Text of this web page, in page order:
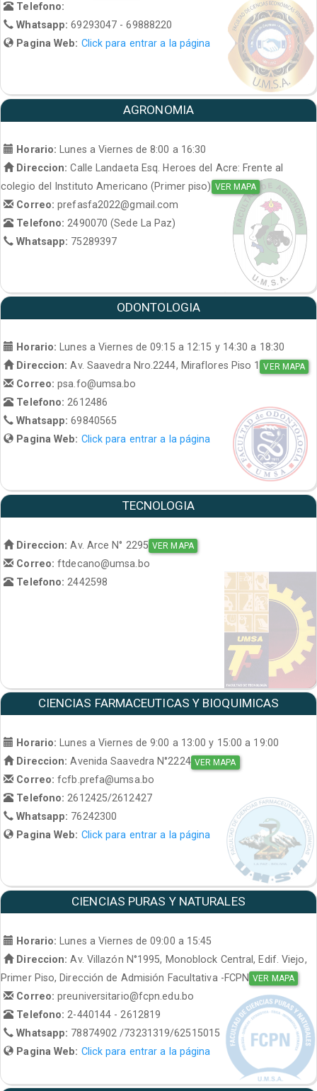
Telefono:
Whatsapp:69293047 - 69888220
Pagina Web: Click para entrar a la página
AGRONOMIA
Horario:
Lunes a Viernes de 8:00 a 16:30
Direccion: Calle Landaeta Esq. Heroes del Acre: Frente al
colegio del Instituto Americano (Primer piso) VER MAPA
Correo:prefasfa2022@gmail.com
Telefono: 2490070 (Sede La Paz)
Whatsapp: 75289397
ODONTOLOGIA
Horario: Lunes a Viernes de 09:15 a 12:15 y 14:30 a 18:30
Direccion: Av. Saavedra Nro.2244, Miraflores Piso 1 VER MAPA
Correo:psa.fo@umsa.bo
Telefono:2612486
Whatsapp:69840565
Pagina Web: Click para entrar a la página
TECNOLOGIA
Direccion: Av. Arce N° 2295 VER MAPA
Correo:ftdecano@umsa.bo
Telefono: 2442598
CIENCIAS FARMACEUTICAS Y BIOQUIMICAS
Horario: Lunes a Viernes de 9:00 a 13:00 y 15:00 a 19:00
Direccion: Avenida Saavedra N°2224 VER MAPA
Correo:fcfb.prefa@umsa.bo
Telefono:2612425/2612427
Whatsapp: 76242300
Pagina Web: Click para entrar a la página
CIENCIAS PURAS Y NATURALES
Horario:
Lunes a Viernes de 09:00 a 15:45
Direccion: Av. Villazón N°1995, Monoblock Central, Edif. Viejo,
Primer Piso, Dirección de Admisión Facultativa -FCPN VER MAPA
Correo:preuniversitario@fcpn.edu.bo
Telefono: 2-440144 - 2612819
Whatsapp: 78874902 /73231319/62515015
Pagina Web: Click para entrar a la página